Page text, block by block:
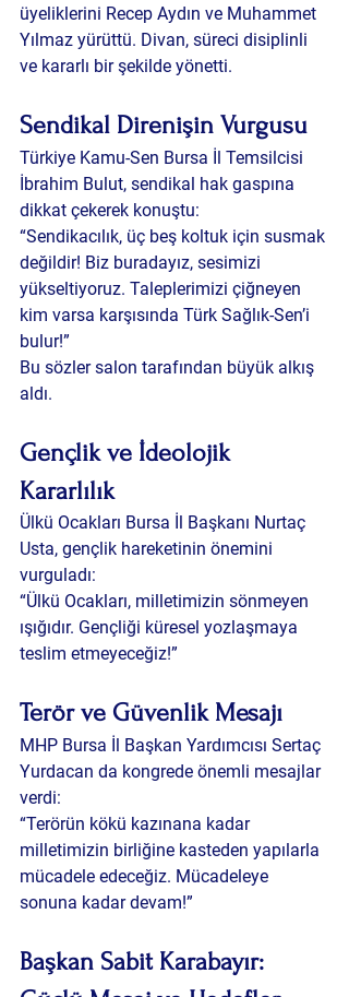
üyeliklerini Recep Aydın ve Muhammet
Yılmaz yürüttü. Divan, süreci disiplinli
ve kararlı bir şekilde yönetti.
Sendikal Direnişin Vurgusu
Türkiye Kamu-Sen Bursa İl Temsilcisi
İbrahim Bulut, sendikal hak gaspına
dikkat çekerek konuştu:
“Sendikacılık, üç beş koltuk için susmak
değildir! Biz buradayız, sesimizi
yükseltiyoruz. Taleplerimizi çiğneyen
kim varsa karşısında Türk Sağlık-Sen’i
bulur!”
Bu sözler salon tarafından büyük alkış
aldı.
Gençlik ve İdeolojik
Kararlılık
Ülkü Ocakları Bursa İl Başkanı Nurtaç
Usta, gençlik hareketinin önemini
vurguladı:
“Ülkü Ocakları, milletimizin sönmeyen
ışığıdır. Gençliği küresel yozlaşmaya
teslim etmeyeceğiz!”
Terör ve Güvenlik Mesajı
MHP Bursa İl Başkan Yardımcısı Sertaç
Yurdacan da kongrede önemli mesajlar
verdi:
“Terörün kökü kazınana kadar
milletimizin birliğine kasteden yapılarla
mücadele edeceğiz. Mücadeleye
sonuna kadar devam!”
Başkan Sabit Karabayır: